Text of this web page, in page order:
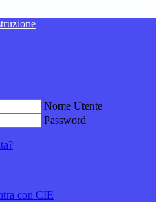
Nome Utente
Password
con CIE